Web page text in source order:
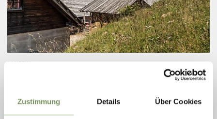
Zustimmung Details Über Cookies
LAUREIN
+39 340 7871828